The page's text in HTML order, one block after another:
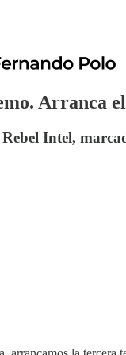
Arranca
Intel,